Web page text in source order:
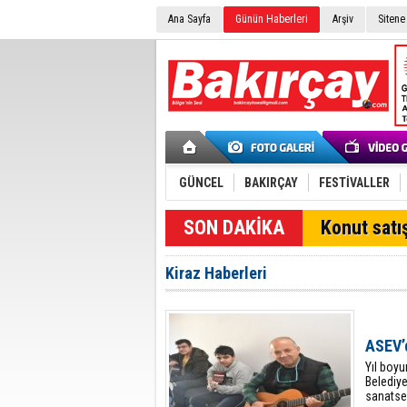
Ana Sayfa Günün Haberleri Arşiv
GÜNCEL BAKIRÇAY FESTİVALLER
SON DAKİKA Konut
Kiraz Haberleri
Yıl